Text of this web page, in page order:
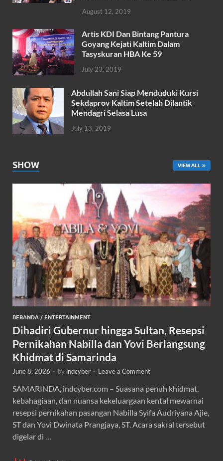
August 12, 2019
Artis KDI Dan Bintang Pantura
Goyang Kejati Kaltim Dalam
Tasyskuran HBA Ke 59
July 23, 2019
Abdullah Sani Siap Menduduki Kursi
Sekdaprov Kaltim Setelah Dilantik
Mendagri Selasa Lusa
July 13, 2019
SHOW VIEW ALL
BERANDA / ENTERTAINMENT
Dihadiri Gubernur hingga Sultan, Resepsi
Pernikahan Nabilla dan Yovi Berlangsung
Khidmat di Samarinda
June 8, 2026 - by indcyber - Leave a Comment
SAMARINDA, indcyber.com – Suasana penuh khidmat,
kebahagiaan, dan nuansa kekeluargaan kental mewarnai
resepsi pernikahan pasangan Nabilla Syifa Audriyana Ajie,
ST dan Yovi Dwinata Prangjaya, ST. Acara sakral tersebut
digelar di …